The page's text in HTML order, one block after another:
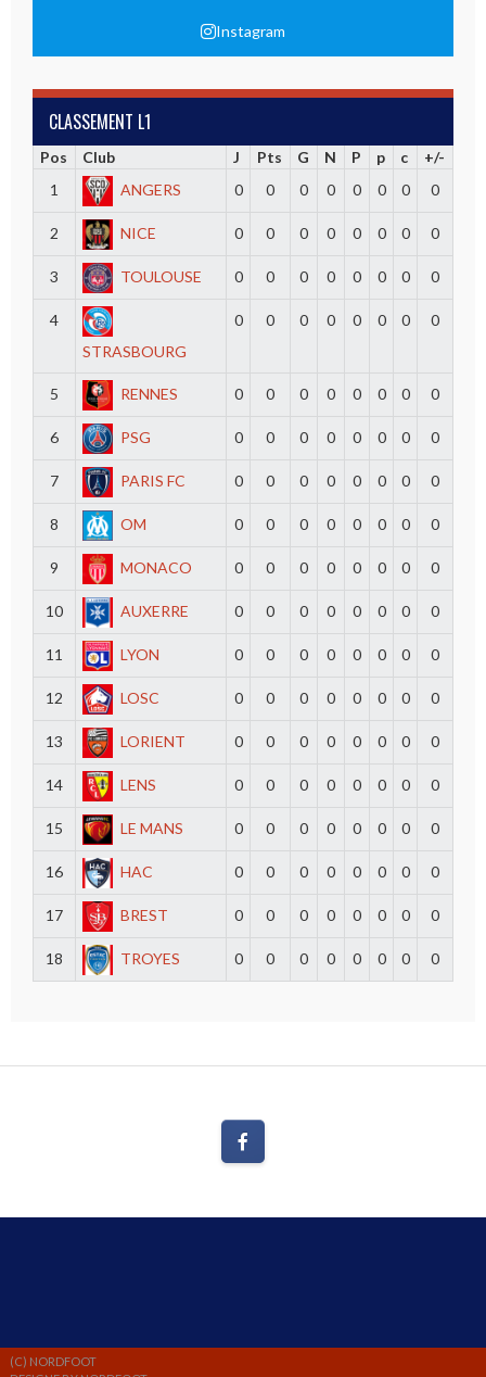
Instagram
CLASSEMENT L1
Pos Club J Pts G N P p c
+/-
1
ANGERS 0 0 0 0 0 0 0 0
2 NICE 0 0 0 0 0 0 0 0
3 TOULOUSE 0 0 0 0 0 0 0 0
4
STRASBOURG
0 0 0 0 0 0 0 0
5 RENNES 0 0 0 0 0 0 0 0
6 PSG 0 0 0 0 0 0 0 0
7 PARIS FC 0 0 0 0 0 0 0 0
8 OM 0 0 0 0 0 0 0 0
9 MONACO 0 0 0 0 0 0 0 0
10 AUXERRE 0 0 0 0 0 0 0 0
11 LYON 0 0 0 0 0 0 0 0
12 LOSC 0 0 0 0 0 0 0 0
13 LORIENT 0 0 0 0 0 0 0 0
14 LENS 0 0 0 0 0 0 0 0
15 LE MANS 0 0 0 0 0 0 0 0
16 HAC 0 0 0 0 0 0 0 0
17 BREST 0 0 0 0 0 0 0 0
18 TROYES 0 0 0 0 0 0 0 0
(C) NORDFOOT